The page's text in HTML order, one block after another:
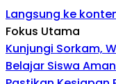
Langsung ke
Fokus Utama
Kunjungi Sorkam,
Belajar Siswa